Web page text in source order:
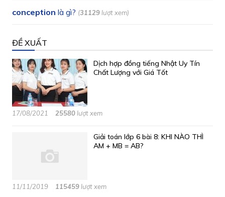
conception là gì? (31129 lượt xem)
ĐỀ XUẤT
Dịch hợp đồng tiếng Nhật Uy Tín
Chất Lượng với Giá Tốt
17/08/2021 25580 lượt xem
Giải toán lớp 6 bài 8: KHI NÀO THÌ
AM + MB = AB?
11/11/2019 115459 lượt xem